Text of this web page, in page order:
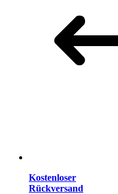
Kostenloser
Rückversand